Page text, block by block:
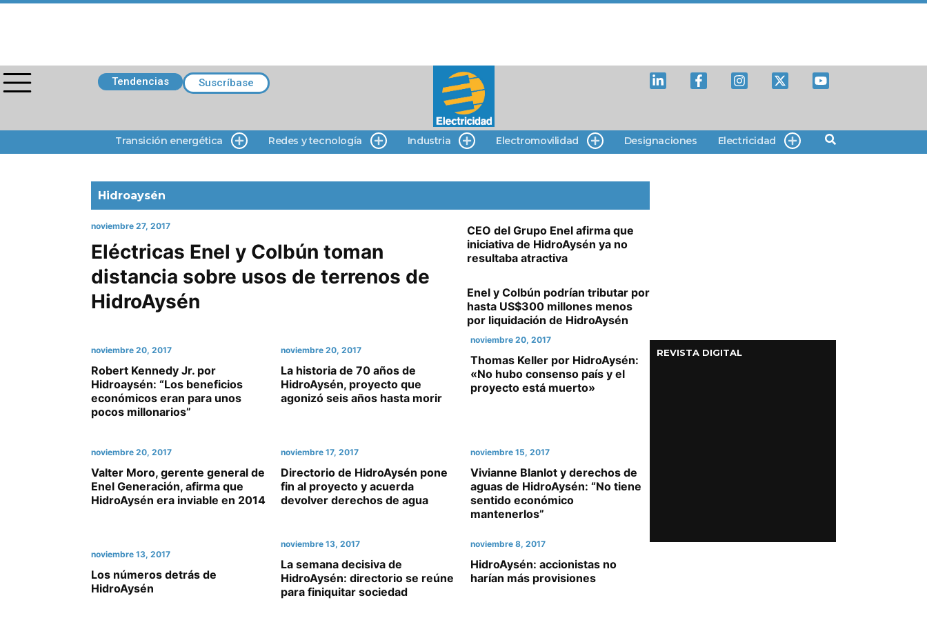
Tendencias Suscríbase
Transición energética Redes y tecnología Industria Electromovilidad Designaciones Electricidad
Hidroaysén
noviembre 27, 2017
Eléctricas Enel y Colbún toman
distancia sobre usos de terrenos de
HidroAysén
CEO del Grupo Enel afirma que
iniciativa de HidroAysén ya no
resultaba atractiva
Enel y Colbún podrían tributar por
hasta US$300 millones menos
por liquidación de HidroAysén
noviembre 20, 2017
Robert Kennedy Jr. por
Hidroaysén: “Los beneficios
económicos eran para unos
pocos millonarios”
noviembre 20, 2017
La historia de 70 años de
HidroAysén, proyecto que
agonizó seis años hasta morir
noviembre 20, 2017
Thomas Keller por HidroAysén:
«No hubo consenso país y el
proyecto está muerto»
noviembre 20, 2017
Valter Moro, gerente general de
Enel Generación, afirma que
HidroAysén era inviable en 2014
noviembre 17, 2017
Directorio de HidroAysén pone
fin al proyecto y acuerda
devolver derechos de agua
noviembre 15, 2017
Vivianne Blanlot y derechos de
aguas de HidroAysén: “No tiene
sentido económico
mantenerlos”
noviembre 13, 2017
Los números detrás de
HidroAysén
noviembre 13, 2017
La semana decisiva de
HidroAysén: directorio se reúne
para finiquitar sociedad
noviembre 8, 2017
HidroAysén: accionistas no
harían más provisiones
REVISTA DIGITAL